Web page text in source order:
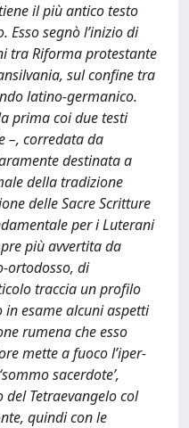
il più antico testo
Esso segnò l’inizio di
tra Riforma protestante
sul confine tra
latino-germanico.
prima coi due testi
–, corredata da
destinata a
della tradizione
delle Sacre Scritture
per i Luterani
più avvertita da
ortodosso, di
traccia un profilo
in esame alcuni aspetti
rumena che esso
mette a fuoco l’iper-
sacerdote’,
Tetraevangelo col
quindi con le